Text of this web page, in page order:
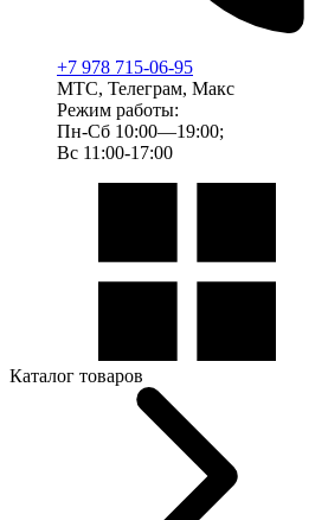
+7 978 715-06-95
МТС, Телеграм, Макс
Режим работы:
Пн-Сб 10:00—19:00;
Вс 11:00-17:00
Каталог товаров